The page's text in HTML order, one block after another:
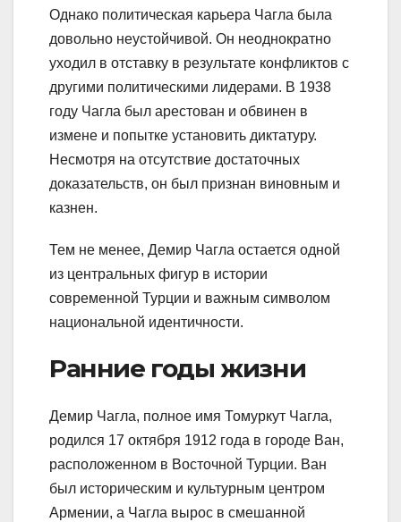
Однако политическая карьера Чагла была
довольно неустойчивой. Он неоднократно
уходил в отставку в результате конфликтов с
другими политическими лидерами. В 1938
году Чагла был арестован и обвинен в
измене и попытке установить диктатуру.
Несмотря на отсутствие достаточных
доказательств, он был признан виновным и
казнен.
Тем не менее, Демир Чагла остается одной
из центральных фигур в истории
современной Турции и важным символом
национальной идентичности.
Ранние годы жизни
Демир Чагла, полное имя Томуркут Чагла,
родился 17 октября 1912 года в городе Ван,
расположенном в Восточной Турции. Ван
был историческим и культурным центром
Армении, а Чагла вырос в смешанной